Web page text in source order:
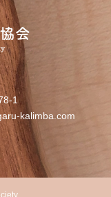
1
kalimba.com